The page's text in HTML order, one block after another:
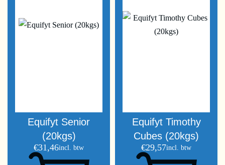
Equifyt Senior
(20kgs)
€31,46incl. btw
Equifyt Timothy
Cubes (20kgs)
€29,57incl. btw